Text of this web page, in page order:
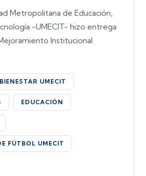
Metropolitana de Educación,
-UMECIT- hizo entrega
Institucional
BIENESTAR UMECIT
EDUCACIÓN
FÚTBOL UMECIT